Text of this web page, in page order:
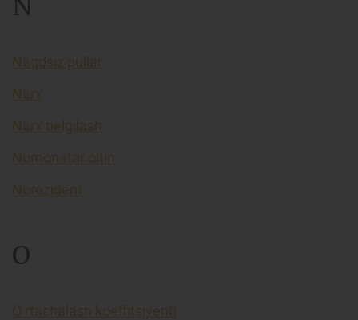
N
Naqdsiz pullar
Narx
Narx belgilash
Nomonetar oltin
Norezident
O
O’rtachalash koeffitsiyenti